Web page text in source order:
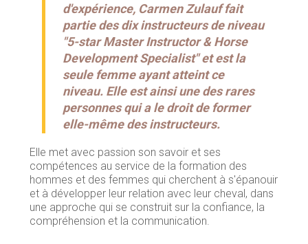
d'expérience, Carmen Zulauf fait
partie des dix instructeurs de niveau
"5-star Master Instructor & Horse
Development Specialist" et est la
seule femme ayant atteint ce
niveau. Elle est ainsi une des rares
personnes qui a le droit de former
elle-même des instructeurs.
Elle met avec passion son savoir et ses
compétences au service de la formation des
hommes et des femmes qui cherchent à s'épanouir
et à développer leur relation avec leur cheval, dans
une approche qui se construit sur la confiance, la
compréhension et la communication.